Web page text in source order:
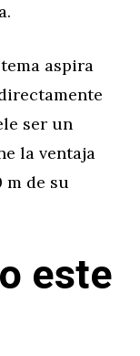
aspira
ser un
la ventaja
m de su
este